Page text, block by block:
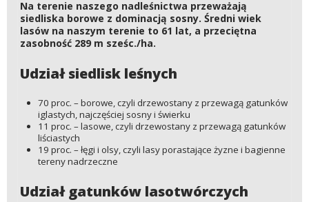
Na terenie naszego nadleśnictwa przeważają
siedliska borowe z dominacją sosny. Średni wiek
lasów na naszym terenie to 61 lat, a przeciętna
zasobność 289 m sześc./ha.
Udział siedlisk leśnych
70 proc. – borowe, czyli drzewostany z przewagą gatunków
iglastych, najczęściej sosny i świerku
11 proc. – lasowe, czyli drzewostany z przewagą gatunków
liściastych
19 proc. – łęgi i olsy, czyli lasy porastające żyzne i bagienne
tereny nadrzeczne
Udział gatunków lasotwórczych